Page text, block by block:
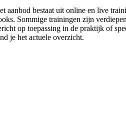
aanbod bestaat uit online en live
Sommige trainingen zijn
op toepassing in de praktijk of
je het actuele overzicht.